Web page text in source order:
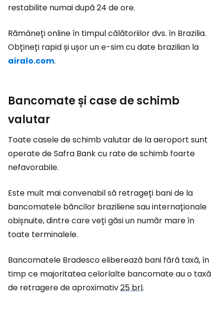
restabilite numai după 24 de ore.
Rămâneți online în timpul călătoriilor dvs. în Brazilia.
Obțineți rapid și ușor un e-sim cu date brazilian la
airalo.com.
Bancomate și case de schimb
valutar
Toate casele de schimb valutar de la aeroport sunt
operate de Safra Bank cu rate de schimb foarte
nefavorabile.
Este mult mai convenabil să retrageți bani de la
bancomatele băncilor braziliene sau internaționale
obișnuite, dintre care veți găsi un număr mare în
toate terminalele.
Bancomatele Bradesco eliberează bani fără taxă, în
timp ce majoritatea celorlalte bancomate au o taxă
de retragere de aproximativ25 brl.